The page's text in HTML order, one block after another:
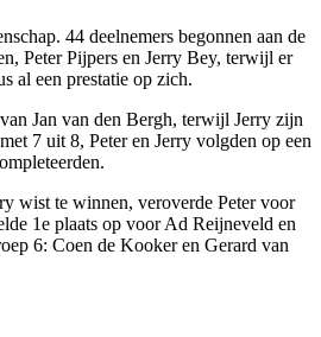
44 deelnemers begonnen aan de
Peter Pijpers en Jerry Bey, terwijl er
al een prestatie op zich.
Jan van den Bergh, terwijl Jerry zijn
7 uit 8, Peter en Jerry volgden op een
wist te winnen, veroverde Peter voor
1e plaats op voor Ad Reijneveld en
6: Coen de Kooker en Gerard van